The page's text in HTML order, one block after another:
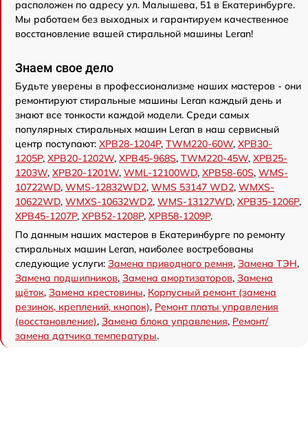
расположен по адресу ул. Малышева, 51 в Екатеринбурге.
Мы работаем без выходных и гарантируем качественное
восстановление вашей стиральной машины Leran!
Знаем свое дело
Будьте уверены в профессионализме наших мастеров - они
ремонтируют стиральные машины Leran каждый день и
знают все тонкости каждой модели. Среди самых
популярных стиральных машин Leran в наш сервисный
центр поступают: XPB28-1204P, TWM220-60W, XPB30-
1205P, XPB20-1202W, XPB45-968S, TWM220-45W, XPB25-
1203W, XPB20-1201W, WML-12100WD, XPB58-60S, WMS-
10722WD, WMS-12832WD2, WMS 53147 WD2, WMXS-
10622WD, WMXS-10632WD2, WMS-13127WD, XPB35-1206P,
XPB45-1207P, XPB52-1208P, XPB58-1209P.
По данным наших мастеров в Екатеринбурге по ремонту
стиральных машин Leran, наиболее востребованы
следующие услуги: Замена приводного ремня, Замена ТЭН,
Замена подшипников, Замена амортизаторов, Замена
щёток, Замена крестовины, Корпусный ремонт (замена
резинок, креплений, кнопок), Ремонт платы управления
(восстановление), Замена блока управления, Ремонт/
замена датчика температуры.